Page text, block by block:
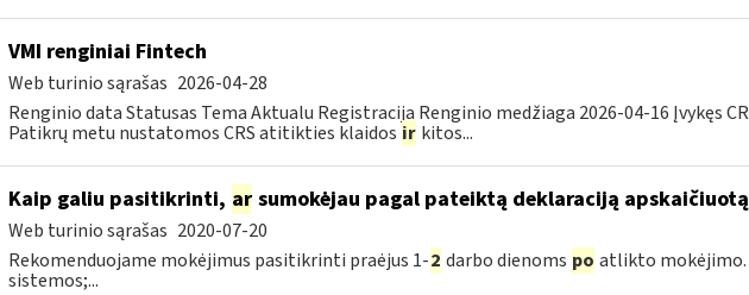
VMI renginiai Fintech
Web turinio sąrašas 2026-04-28
Renginio data Statusas Tema Aktualu Registracija Renginio medžiaga 2026-04-16 Įvykęs
Patikrų metu nustatomos CRS atitikties klaidos ir kitos...
Kaip galiu pasitikrinti, arsumokėjau pagal pateiktą deklaraciją
Web turinio sąrašas 2020-07-20
Rekomenduojame mokėjimus pasitikrinti praėjus 1-2 darbo dienoms po atlikto mokėjimo.
sistemos;...